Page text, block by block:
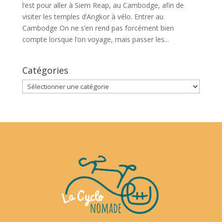
l’est pour aller à Siem Reap, au Cambodge, afin de
visiter les temples d’Angkor à vélo. Entrer au
Cambodge On ne s’en rend pas forcément bien
compte lorsque l’on voyage, mais passer les...
Catégories
Catégories